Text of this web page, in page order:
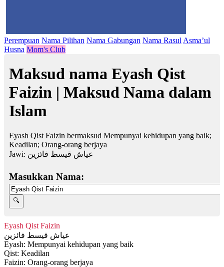
Perempuan Nama Pilihan Nama Gabungan Nama Rasul Asma’ul
Husna Mom's Club
Maksud nama Eyash Qist
Faizin | Maksud Nama dalam
Islam
Eyash Qist Faizin bermaksud Mempunyai kehidupan yang baik;
Keadilan; Orang-orang berjaya
Jawi: عياش قيسط فائزين
Masukkan Nama:
Eyash Qist Faizin
عياش قيسط فائزين
Eyash: Mempunyai kehidupan yang baik
Qist: Keadilan
Faizin: Orang-orang berjaya